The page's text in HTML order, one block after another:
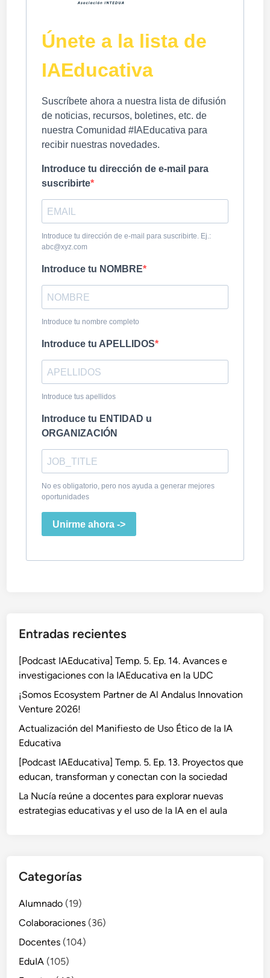
Únete a la lista de
IAEducativa
Suscríbete ahora a nuestra lista de difusión
de noticias, recursos, boletines, etc. de
nuestra Comunidad #IAEducativa para
recibir nuestras novedades.
Introduce tu dirección de e-mail para
suscribirte
Introduce tu dirección de e-mail para suscribirte. Ej.:
abc@xyz.com
Introduce tu NOMBRE
Introduce tu nombre completo
Introduce tu APELLIDOS
Introduce tus apellidos
Introduce tu ENTIDAD u
ORGANIZACIÓN
No es obligatorio, pero nos ayuda a generar mejores
oportunidades
Unirme ahora ->
Entradas recientes
[Podcast IAEducativa] Temp. 5. Ep. 14. Avances e
investigaciones con la IAEducativa en la UDC
¡Somos Ecosystem Partner de Al Andalus Innovation
Venture 2026!
Actualización del Manifiesto de Uso Ético de la IA
Educativa
[Podcast IAEducativa] Temp. 5. Ep. 13. Proyectos que
educan, transforman y conectan con la sociedad
La Nucía reúne a docentes para explorar nuevas
estrategias educativas y el uso de la IA en el aula
Categorías
Alumnado (19)
Colaboraciones (36)
Docentes (104)
EduIA (105)